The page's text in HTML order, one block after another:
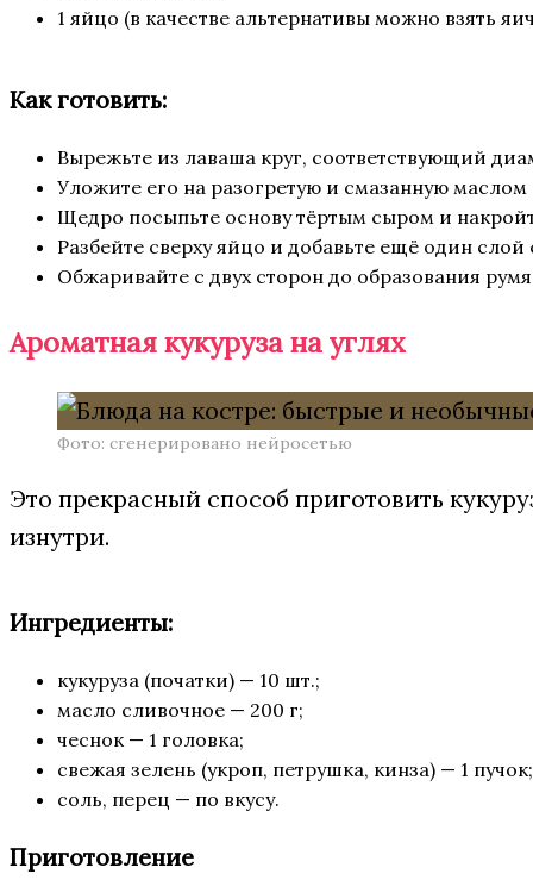
1 яйцо (в качестве альтернативы можно взять
Как готовить:
Вырежьте из лаваша круг, соответствующий
Уложите его на разогретую и смазанную маслом
Щедро посыпьте основу тёртым сыром и
Разбейте сверху яйцо и добавьте ещё один слой
Обжаривайте с двух сторон до образования
Ароматная кукуруза на углях
Фото: сгенерировано нейросетью
Это прекрасный способ приготовить
изнутри.
Ингредиенты:
кукуруза (початки) — 10 шт.;
масло сливочное — 200 г;
чеснок — 1 головка;
свежая зелень (укроп, петрушка, кинза) — 1 пучок;
соль, перец — по вкусу.
Приготовление